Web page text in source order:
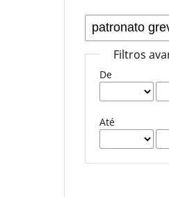
Filtros
De
Até